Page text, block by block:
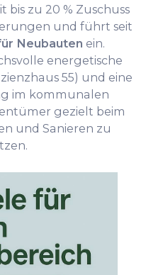
bis zu 20 % Zuschuss
und führt seit
Neubauten ein.
energetische
55) und eine
im kommunalen
gezielt beim
und Sanieren zu